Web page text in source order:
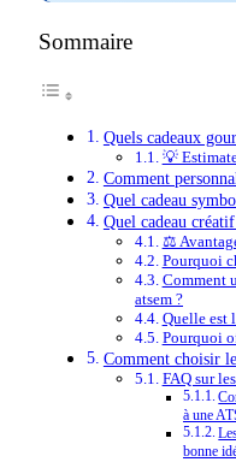
Sommaire
Quels cadeaux
💡
Comment
Quel cadeau
Quel cadeau
⚖️
Pourquoi
Comment
atsem ?
Quelle est
Pourquoi
Comment choisir
FAQ sur
à une
bonne